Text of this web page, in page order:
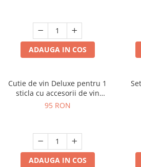
ADAUGA IN COS
Cutie de vin Deluxe pentru 1
sticla cu accesorii de vin
incluse interior oranj
95 RON
ADAUGA IN COS